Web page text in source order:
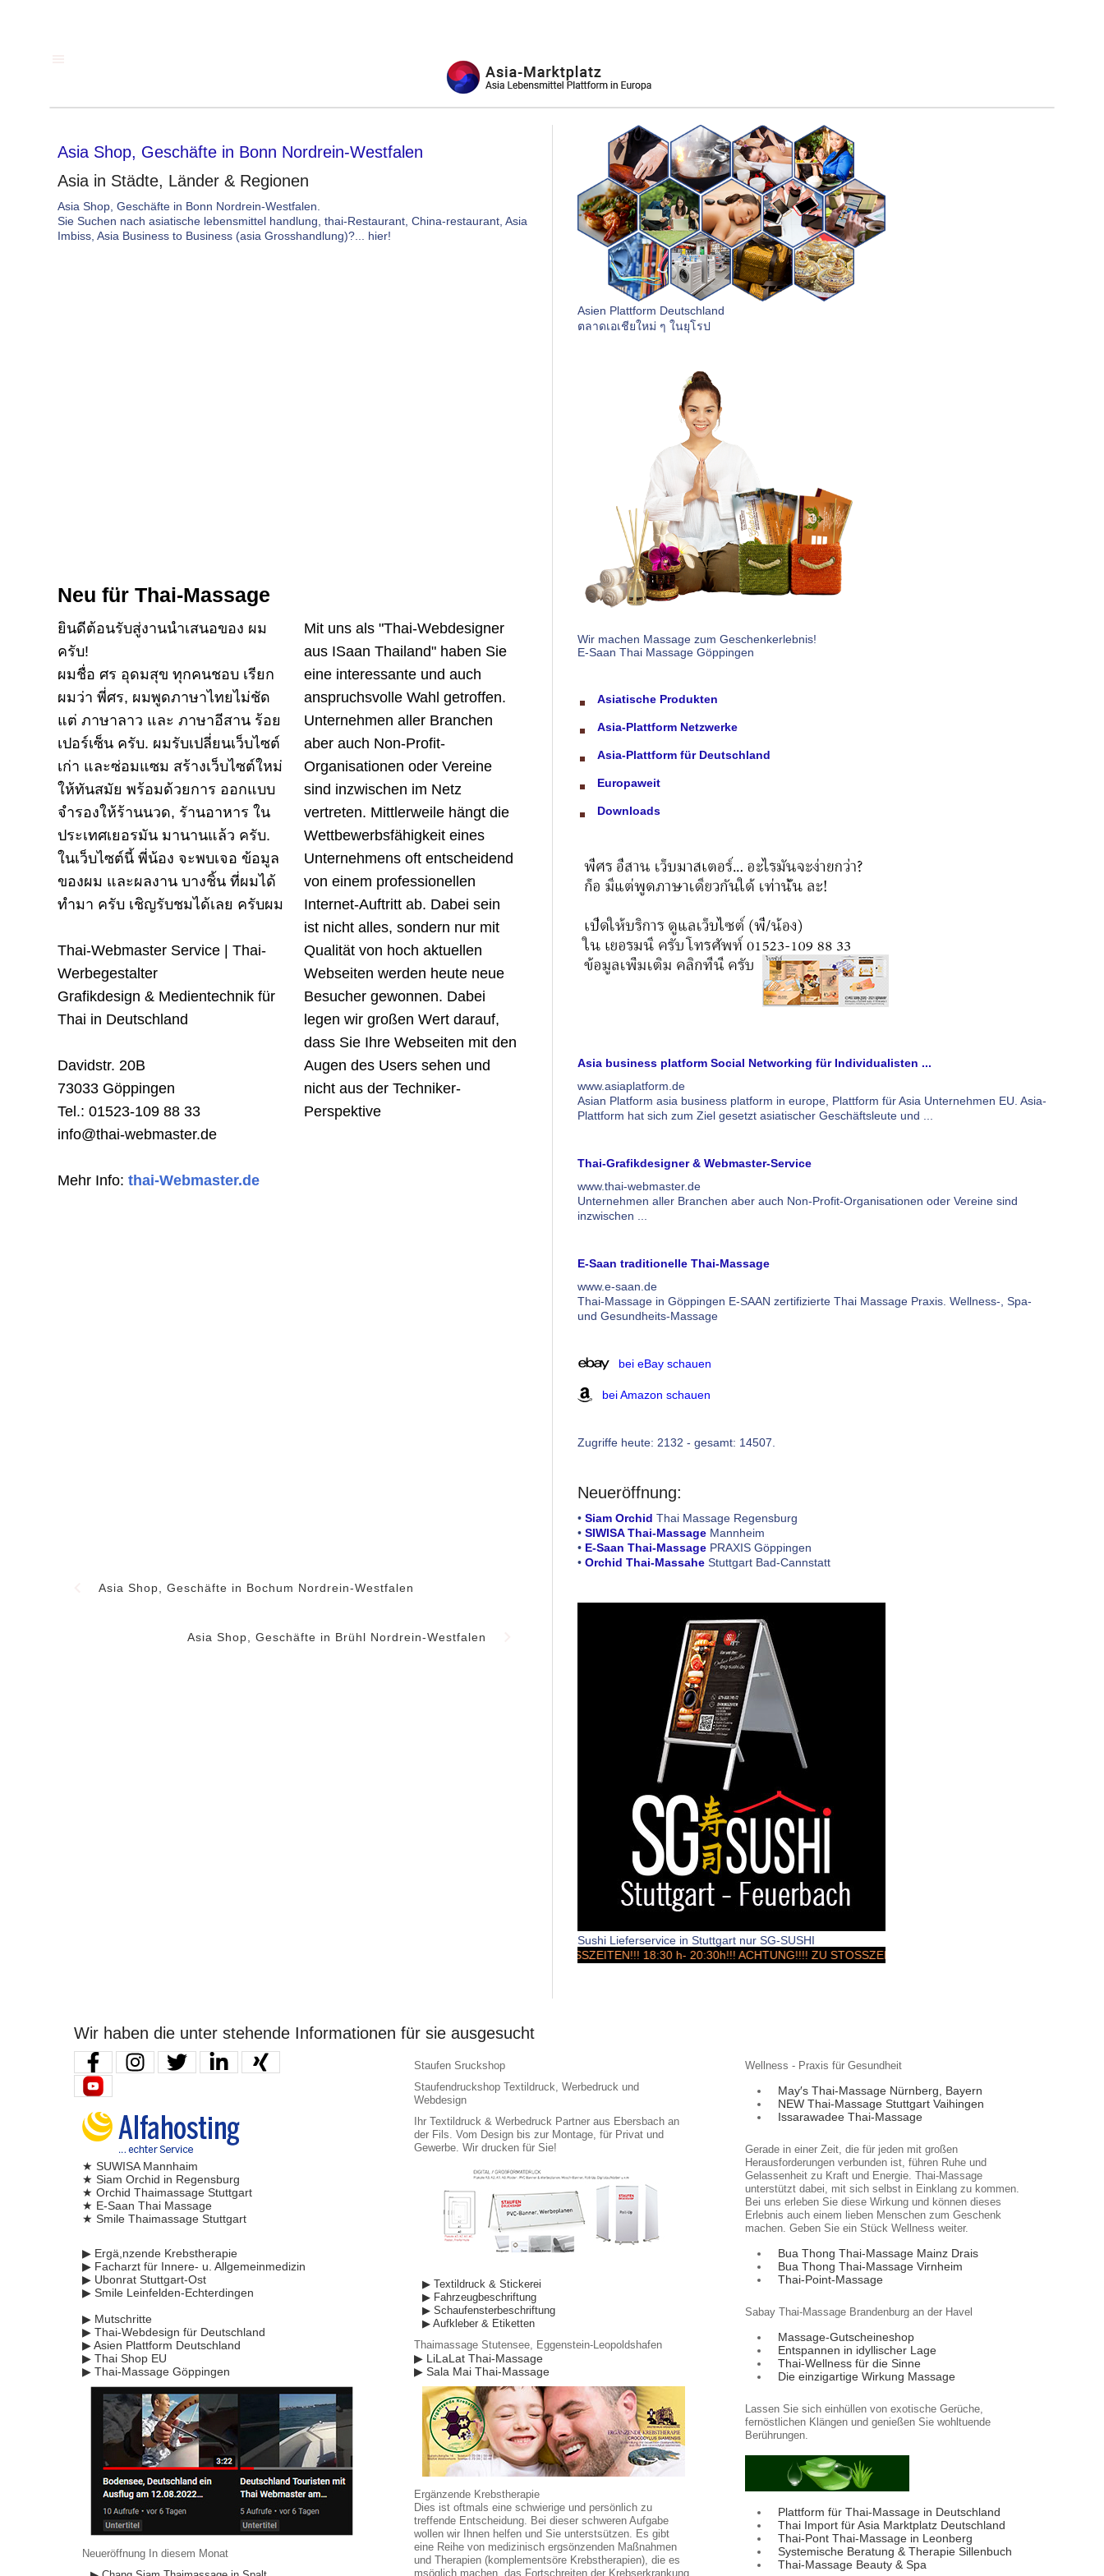
Asia Shop, Geschäfte in Bonn Nordrein-Westfalen
Asia in Städte, Länder & Regionen
Asia Shop, Geschäfte in Bonn Nordrein-Westfalen.
Sie Suchen nach asiatische lebensmittel handlung, thai-Restaurant, China-restaurant, Asia
Imbiss, Asia Business to Business (asia Grosshandlung)?... hier!
Asia Shop, Geschäfte in Bochum Nordrein-Westfalen
Asia Shop, Geschäfte in Brühl Nordrein-Westfalen
Asien Plattform Deutschland
ตลาดเอเชียใหม่ ๆ ในยุโรป
Wir machen Massage zum Geschenkerlebnis!
E-Saan Thai Massage Göppingen
Asiatische Produkten
Asia-Plattform Netzwerke
Asia-Plattform für Deutschland
Europaweit
Downloads
Asia business platform Social Networking für Individualisten ...
www.asiaplatform.de
Asian Platform asia business platform in europe, Plattform für Asia Unternehmen EU. Asia-
Plattform hat sich zum Ziel gesetzt asiatischer Geschäftsleute und ...
Thai-Grafikdesigner & Webmaster-Service
www.thai-webmaster.de
Unternehmen aller Branchen aber auch Non-Profit-Organisationen oder Vereine sind
inzwischen ...
E-Saan traditionelle Thai-Massage
www.e-saan.de
Thai-Massage in Göppingen E-SAAN zertifizierte Thai Massage Praxis. Wellness-, Spa-
und Gesundheits-Massage
bei eBay schauen
bei Amazon schauen
Zugriffe heute: 2132 - gesamt: 14507.
Neueröffnung:
• Siam Orchid Thai Massage Regensburg
• SIWISA Thai-Massage Mannheim
• E-Saan Thai-Massage PRAXIS Göppingen
• Orchid Thai-Massahe Stuttgart Bad-Cannstatt
Sushi Lieferservice in Stuttgart nur SG-SUSHI
STOSSZEITEN!!! 18:30 h- 20:30h!!! ACHTUNG!!!! ZU STOSSZEITEN & Wochenenden KANN ES ZU
Wir haben die unter stehende Informationen für sie ausgesucht
★ SUWISA Mannhaim
★ Siam Orchid in Regensburg
★ Orchid Thaimassage Stuttgart
★ E-Saan Thai Massage
★ Smile Thaimassage Stuttgart
▶ Ergä,nzende Krebstherapie
▶ Facharzt für Innere- u. Allgemeinmedizin
▶ Ubonrat Stuttgart-Ost
▶ Smile Leinfelden-Echterdingen
▶ Mutschritte
▶ Thai-Webdesign für Deutschland
▶ Asien Plattform Deutschland
▶ Thai Shop EU
▶ Thai-Massage Göppingen
Neueröffnung In diesem Monat
Staufen Sruckshop
Staufendruckshop Textildruck, Werbedruck und
Webdesign
Ihr Textildruck & Werbedruck Partner aus Ebersbach an
der Fils. Vom Design bis zur Montage, für Privat und
Gewerbe. Wir drucken für Sie!
▶ Textildruck & Stickerei
▶ Fahrzeugbeschriftung
▶ Schaufensterbeschriftung
▶ Aufkleber & Etiketten
Thaimassage Stutensee, Eggenstein-Leopoldshafen
▶ LiLaLat Thai-Massage
▶ Sala Mai Thai-Massage
Ergänzende Krebstherapie
Dies ist oftmals eine schwierige und persönlich zu
treffende Entscheidung. Bei dieser schweren Aufgabe
wollen wir Ihnen helfen und Sie unterstsützen. Es gibt
eine Reihe von medizinisch ergsönzenden Maßnahmen
und Therapien (komplementsöre Krebstherapien), die es
msöglich machen, das Fortschreiten der Krebserkrankung
Wellness - Praxis für Gesundheit
May′s Thai-Massage Nürnberg, Bayern
NEW Thai-Massage Stuttgart Vaihingen
Issarawadee Thai-Massage
Gerade in einer Zeit, die für jeden mit großen
Herausforderungen verbunden ist, führen Ruhe und
Gelassenheit zu Kraft und Energie. Thai-Massage
unterstützt dabei, mit sich selbst in Einklang zu kommen.
Bei uns erleben Sie diese Wirkung und können dieses
Erlebnis auch einem lieben Menschen zum Geschenk
machen. Geben Sie ein Stück Wellness weiter.
Bua Thong Thai-Massage Mainz Drais
Bua Thong Thai-Massage Virnheim
Thai-Point-Massage
Sabay Thai-Massage Brandenburg an der Havel
Massage-Gutscheineshop
Entspannen in idyllischer Lage
Thai-Wellness für die Sinne
Die einzigartige Wirkung Massage
Lassen Sie sich einhüllen von exotische Gerüche,
fernöstlichen Klängen und genießen Sie wohltuende
Berührungen.
Plattform für Thai-Massage in Deutschland
Thai Import für Asia Marktplatz Deutschland
Thai-Pont Thai-Massage in Leonberg
Systemische Beratung & Therapie Sillenbuch
Thai-Massage Beauty & Spa